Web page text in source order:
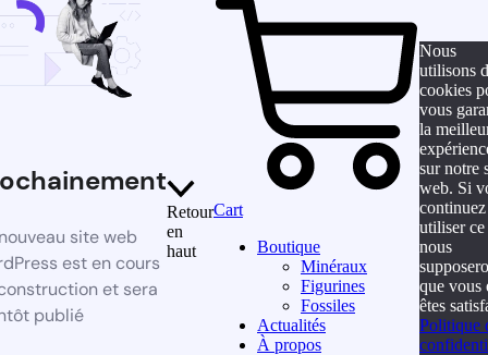
site web
est en cours
et sera
publié
Retour
en
haut
Cart
Boutique
Minéraux
Figurines
Fossiles
Actualités
À propos
Nous
utilisons
cookies
vous
la
sur notre
web. Si
continuez
utiliser ce
nous
que vous
êtes
Politique